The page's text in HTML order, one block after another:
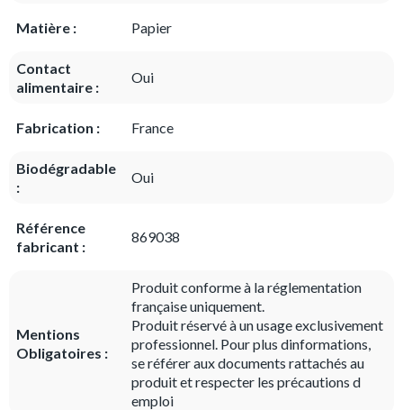
Matière : Papier
Contact
alimentaire :
Oui
Fabrication : France
Biodégradable
:
Oui
Référence
fabricant :
869038
Mentions
Obligatoires :
Produit conforme à la réglementation
française uniquement.
Produit réservé à un usage exclusivement
professionnel. Pour plus dinformations,
se référer aux documents rattachés au
produit et respecter les précautions d
emploi